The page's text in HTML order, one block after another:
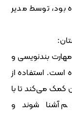
توسط مدیر
بندنویسی و
است. استفاده از
کمک می‌کند تا با
آشنا شوند و